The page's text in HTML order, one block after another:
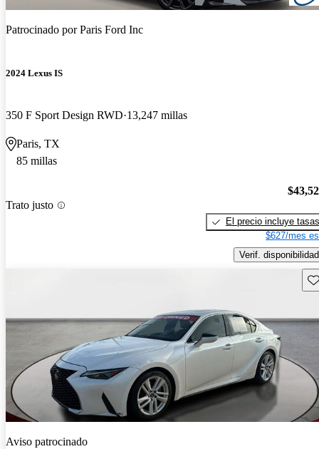
Patrocinado porParis Ford Inc
2024 Lexus IS
350 F Sport Design RWD 13,247 millas
Paris, TX
85 millas
Trato justo
El precio incluye tasas
$627/mes
Verif. disponibilidad
Aviso patrocinado